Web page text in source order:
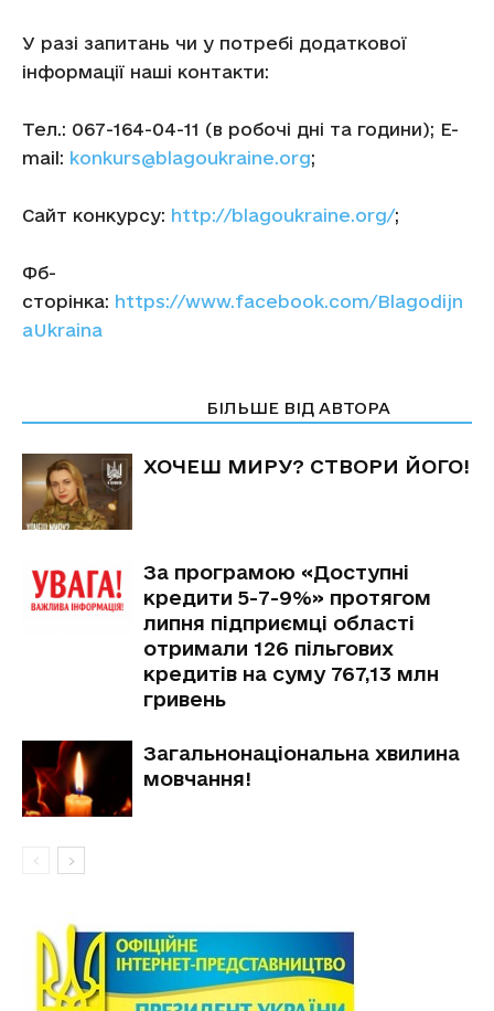
У разі запитань чи у потребі додаткової
інформації наші контакти:
Тел.: 067-164-04-11 (в робочі дні та години); E-
mail: konkurs@blagoukraine.org;
Сайт конкурсу: http://blagoukraine.org/;
Фб-
сторінка: https://www.facebook.com/Blagodijn
aUkraina
БІЛЬШЕ ВІД АВТОРА
ХОЧЕШ МИРУ? СТВОРИ ЙОГО!
За програмою «Доступні
кредити 5-7-9%» протягом
липня підприємці області
отримали 126 пільгових
кредитів на суму 767,13 млн
гривень
Загальнонаціональна хвилина
мовчання!